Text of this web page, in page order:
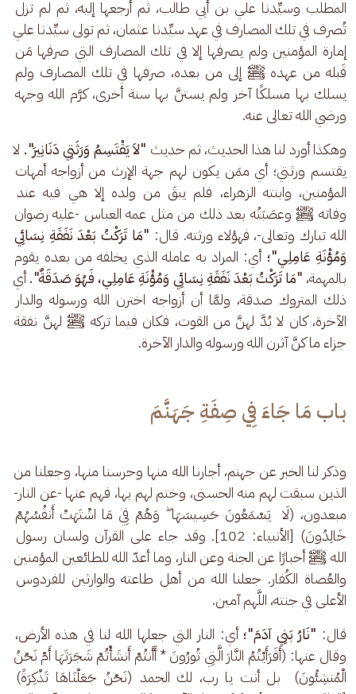
المطلب وسيِّدنا علي بن أبي طالب، ثم أرجعها إليه، ثم لم تزل
تُصرف في تلك المصارف في عهد سيِّدنا عثمان، ثم تولى سيِّدنا علي
إمارة المؤمنين ولم يصرفها إلا في تلك المصارف التي صرفها مَن
قَبله من عهده ﷺ إلى من بعده، صرفها في تلك المصارف ولم
يسلك بها مسلكًا آخر ولم يستنَّ بها سنة أخرى، كرَّم الله وجهه
ورضي الله تعالى عنه.
وهكذا أورد لنا هذا الحديث، ثم حديث "لاَ يَقْتَسِمُ وَرَثَتِي دَنَانِيرَ". لا
يقتسم ورثتي؛ أي ممَن يكون لهم جهة الإرث من أزواجه أمهات
المؤمنين، وابنته الزهراء، فلم يبقَ من ولده إلا هي فيه عند
وفاته ﷺ وعصَبَتُه بعد ذلك من مثل عمه العباس -عليه رضوان
الله تبارك وتعالى-، فهؤلاء ورثته. قال: "مَا تَرَكْتُ بَعْدَ نَفَقَةِ نِسَائِي
وَمُؤْنَةِ عَامِلِي"؛ أي: المراد به عامله الذي يخلفه من بعده يقوم
بالمهمة، "مَا تَرَكْتُ بَعْدَ نَفَقَةِ نِسَائِي وَمُؤْنَةِ عَامِلِي، فَهُوَ صَدَقَةٌ". أي
ذلك المتروك صدقة، ولمَّا أن أزواجه اخترن الله ورسوله والدار
الآخرة، كان لا بُدَّ لهنَّ من القوت، فكان فيما تركه ﷺ لهنَّ نفقة
جزاء ما كنَّ آثرن الله ورسوله والدار الآخرة.
باب مَا جَاءَ فِي صِفَةِ جَهَنَّمَ
وذكر لنا الخبر عن جهنم، أجارنا الله منها وحرسنا منها، وجعلنا من
الذين سبقت لهم منه الحسنى، وختم لهم بها، فهم عنها -عن النار-
مبعدون، (لَا  يَسْمَعُونَ حَسِيسَهَا ۖ وَهُمْ فِي مَا اشْتَهَتْ أَنفُسُهُمْ
خَالِدُونَ) [الأنبياء: 102]. وقد جاء على القرآن ولسان رسول
الله ﷺ أخبارًا عن الجنة وعن النار، وما أعدّ الله للطائعين المؤمنين
والعُصاة الكُفار. جعلنا الله من أهل طاعته والوارثين للفردوس
الأعلى في جنته، اللَّهم آمين.
قال: "نَارُ بَنِي آدَمَ"؛ أي: النار التي جعلها الله لنا في هذه الأرض،
وقال عنها: (أَفَرَأَيْتُمُ النَّارَ الَّتِي تُورُونَ * أَأَنتُمْ أَنشَأْتُمْ شَجَرَتَهَا أَمْ نَحْنُ
الْمُنشِئُونَ)  بل أنت يا رب، لك الحمد (نَحْنُ جَعَلْنَاهَا تَذْكِرَةً)